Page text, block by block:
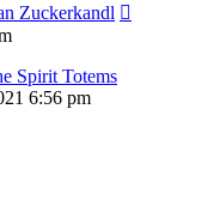
Zuckerkandl
Spirit Totems
6:56 pm